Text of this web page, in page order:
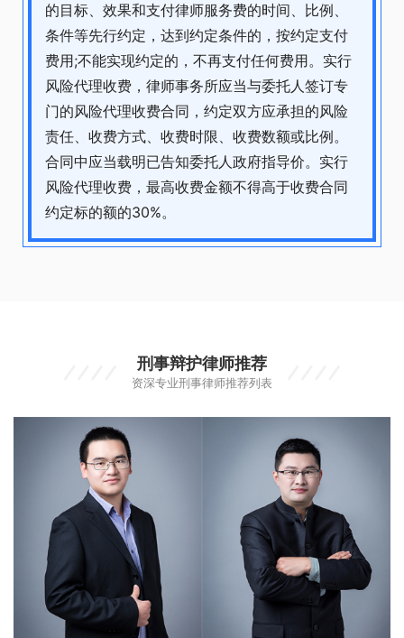
的目标、效果和支付律师服务费的时间、比例、
条件等先行约定，达到约定条件的，按约定支付
费用;不能实现约定的，不再支付任何费用。实行
风险代理收费，律师事务所应当与委托人签订专
门的风险代理收费合同，约定双方应承担的风险
责任、收费方式、收费时限、收费数额或比例。
合同中应当载明已告知委托人政府指导价。实行
风险代理收费，最高收费金额不得高于收费合同
约定标的额的30%。
刑事辩护律师推荐
资深专业刑事律师推荐列表